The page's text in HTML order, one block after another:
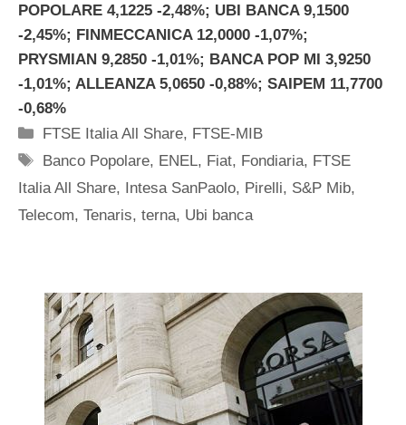
POPOLARE 4,1225 -2,48%; UBI BANCA 9,1500
-2,45%; FINMECCANICA 12,0000 -1,07%;
PRYSMIAN 9,2850 -1,01%; BANCA POP MI 3,9250
-1,01%; ALLEANZA 5,0650 -0,88%; SAIPEM 11,7700
-0,68%
Categorie
FTSE Italia All Share, FTSE-MIB
Tag
Banco Popolare, ENEL, Fiat, Fondiaria, FTSE
Italia All Share, Intesa SanPaolo, Pirelli, S&P Mib,
Telecom, Tenaris, terna, Ubi banca